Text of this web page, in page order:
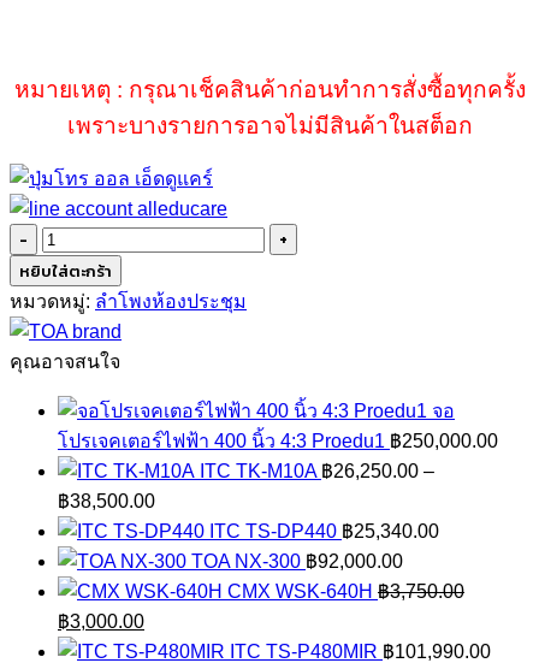
หมายเหตุ : กรุณาเช็คสินค้าก่อนทำการสั่งซื้อทุกครั้ง
เพราะบางรายการอาจไม่มีสินค้าในสต็อก
จำนวน
TOA
F-
2852C
ชิ้น
หยิบใส่ตะกร้า
หมวดหมู่: ลำโพงห้องประชุม
คุณอาจสนใจ
จอ
โปรเจคเตอร์ไฟฟ้า 400 นิ้ว 4:3 Proedu1 ฿250,000.00
ITC TK-M10A ฿26,250.00 –
฿38,500.00Price
range:
฿26,250.00
through
ITC TS-DP440 ฿25,340.00
TOA NX-300 ฿92,000.00
CMX WSK-640H ฿3,750.00
Original
price
฿3,000.00Current
price
ITC TS-P480MIR ฿101,990.00